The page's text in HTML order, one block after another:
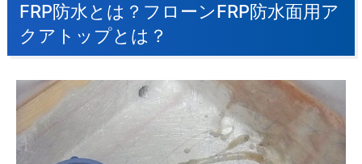
FRP防水とは？フローンFRP防水面用ア
クアトップとは？